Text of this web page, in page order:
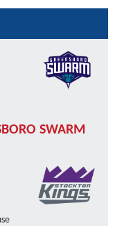
SWARM